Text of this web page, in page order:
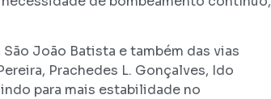
João Batista e também das vias
Prachedes L. Gonçalves, Ido
para mais estabilidade no